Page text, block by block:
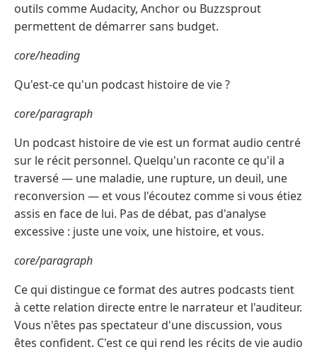
outils comme Audacity, Anchor ou Buzzsprout
permettent de démarrer sans budget.
core/heading
Qu'est-ce qu'un podcast histoire de vie ?
core/paragraph
Un podcast histoire de vie est un format audio centré
sur le récit personnel. Quelqu'un raconte ce qu'il a
traversé — une maladie, une rupture, un deuil, une
reconversion — et vous l'écoutez comme si vous étiez
assis en face de lui. Pas de débat, pas d'analyse
excessive : juste une voix, une histoire, et vous.
core/paragraph
Ce qui distingue ce format des autres podcasts tient
à cette relation directe entre le narrateur et l'auditeur.
Vous n'êtes pas spectateur d'une discussion, vous
êtes confident. C'est ce qui rend les récits de vie audio